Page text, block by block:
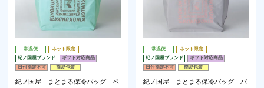
常温便
ネット限定
紀ノ国屋ブランド
ギフト対応商品
日付指定不可
簡易包装
紀ノ国屋 まとまる保冷バッグ ペ
常温便
ネット限定
紀ノ国屋ブランド
ギフト対応商品
日付指定不可
簡易包装
紀ノ国屋 まとまる保冷バッグ パ